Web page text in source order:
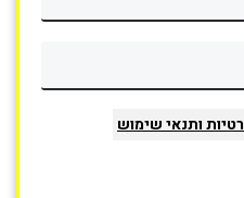
ותנאי שימוש